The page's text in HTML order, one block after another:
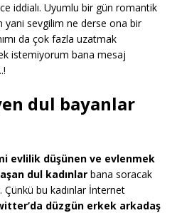
iddialı. Uyumlu bir gün romantik
yani sevgilim ne derse ona bir
da çok fazla uzatmak
istemiyorum bana mesaj
dul bayanlar
evlilik düşünen ve evlenmek
dul kadınlar bana soracak
Çünkü bu kadınlar İnternet
düzgün erkek arkadaş